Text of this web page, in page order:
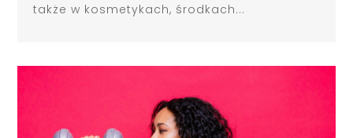
także w kosmetykach, środkach...